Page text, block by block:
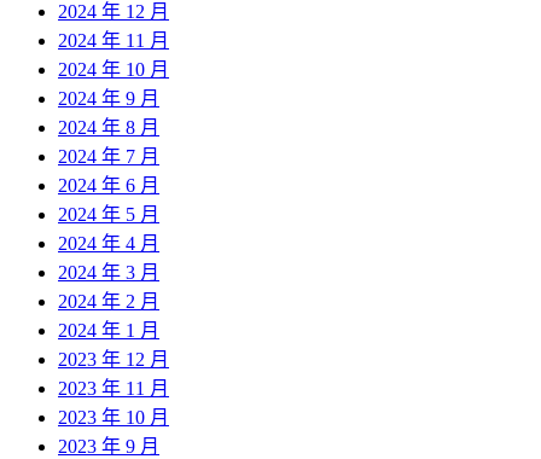
2024 年 12 月
2024 年 11 月
2024 年 10 月
2024 年 9 月
2024 年 8 月
2024 年 7 月
2024 年 6 月
2024 年 5 月
2024 年 4 月
2024 年 3 月
2024 年 2 月
2024 年 1 月
2023 年 12 月
2023 年 11 月
2023 年 10 月
2023 年 9 月